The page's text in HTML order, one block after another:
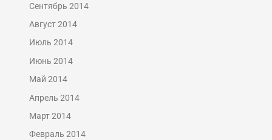
Сентябрь 2014
Август 2014
Июль 2014
Июнь 2014
Май 2014
Апрель 2014
Март 2014
Февраль 2014